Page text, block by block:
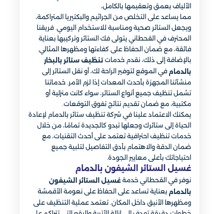
الألياف بعمق وتعقيمها بالكامل،
مما يساعد على التخلص من الجراثيم والبكتيريا المتراكمة،
ويجعل الستائر صحية ومناسبة للاستخدام اليومي. فريقنا
المحترف في القحطاني يتولى فك الستائر وتركيبها بعناية
فائقة، مع ضمان الحفاظ على كفاءتها ومظهرها المثالي.
بالإضافة إلى ذلك، نقدم خدمات تنظيف ستائر بالبخار
بالدمام في الموقع لتوفير الراحة لك، أو نقل الستائر إلى
منشآتنا المجهزة بأحدث المعدات إذا لزم الأمر. خدماتنا
تشمل تنظيف جميع أنواع الستائر، سواء كانت منزلية أو
مكتبية، مع ضمان تقديم نتائج تفوق التوقعات.
يمكنك الاعتماد علينا في شركة تنظيف ستائر بالدمام لإعادة
الحياة إلى ستائرك وجعلها تبدو كالجديدة تمامًا، من خلال
خدمات تنظيف احترافية تعتمد على أحدث التقنيات، مع
ضمان الدقة والاهتمام بأدق التفاصيل لتلبية جميع
احتياجاتك بأعلى معايير الجودة.
غسيل الستائر الشيفون بالدمام
نوفر في القحطاني خدمة غسيل الستائر الشيفون
بالدمام بعناية تساعد على الحفاظ على نعومة الأقمشة
ومظهرها الأنيق داخل المكان. تعتمد عملية التنظيف على